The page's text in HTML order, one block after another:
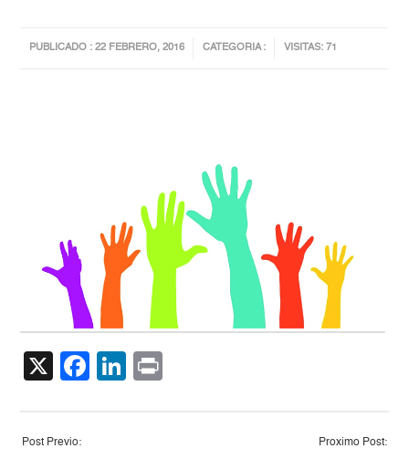
PUBLICADO : 22 FEBRERO, 2016 CATEGORIA : VISITAS: 71
X Facebook
LinkedIn
Post Previo: Proximo Post: